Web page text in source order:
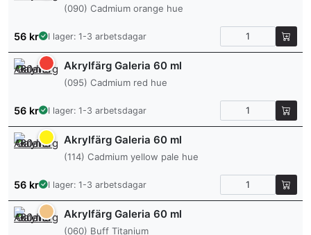
(090) Cadmium orange hue
56 kr I lager: 1-3 arbetsdagar
Akrylfärg Galeria 60 ml
(095) Cadmium red hue
56 kr I lager: 1-3 arbetsdagar
Akrylfärg Galeria 60 ml
(114) Cadmium yellow pale hue
56 kr I lager: 1-3 arbetsdagar
Akrylfärg Galeria 60 ml
(060) Buff Titanium